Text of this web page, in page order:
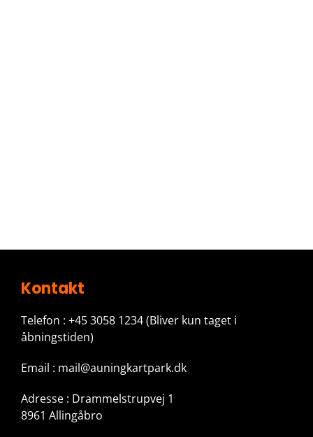
Kontakt
Telefon : +45 3058 1234(Bliver kun taget i
åbningstiden)
Email : mail@auningkartpark.dk
Adresse : Drammelstrupvej 1
8961 Allingåbro